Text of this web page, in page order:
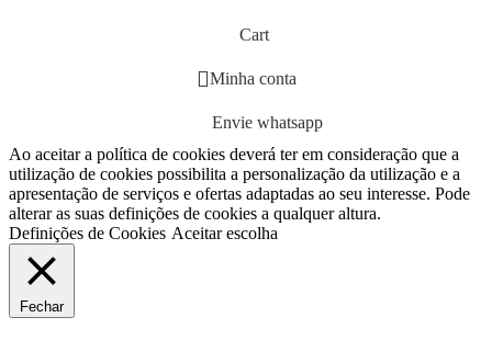
Cart
Minha conta
Envie whatsapp
Ao aceitar a política de cookies deverá ter em consideração que a
utilização de cookies possibilita a personalização da utilização e a
apresentação de serviços e ofertas adaptadas ao seu interesse. Pode
alterar as suas definições de cookies a qualquer altura.
Definições de Cookies Aceitar escolha
Fechar